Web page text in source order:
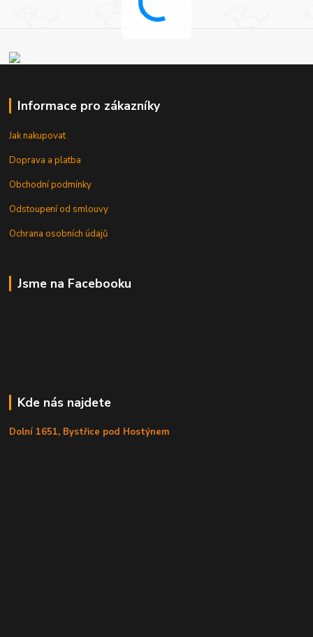
Informace pro zákazníky
Jak nakupovat
Doprava a platba
Obchodní podmínky
Odstoupení od smlouvy
Ochrana osobních údajů
Jsme na Facebooku
Kde nás najdete
Dolní 1651, Bystřice pod Hostýnem